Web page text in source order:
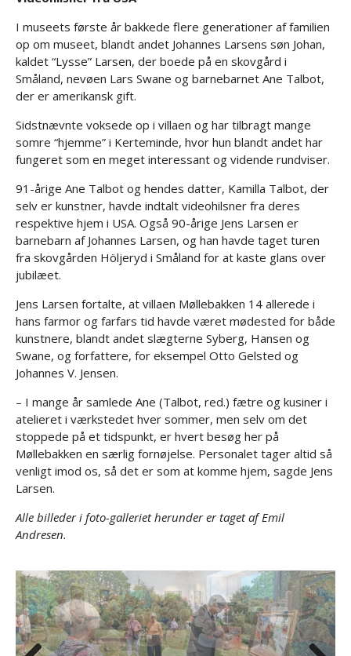
I museets første år bakkede flere generationer af familien
op om museet, blandt andet Johannes Larsens søn Johan,
kaldet “Lysse” Larsen, der boede på en skovgård i
Småland, nevøen Lars Swane og barnebarnet Ane Talbot,
der er amerikansk gift.
Sidstnævnte voksede op i villaen og har tilbragt mange
somre “hjemme” i Kerteminde, hvor hun blandt andet har
fungeret som en meget interessant og vidende rundviser.
91-årige Ane Talbot og hendes datter, Kamilla Talbot, der
selv er kunstner, havde indtalt videohilsner fra deres
respektive hjem i USA. Også 90-årige Jens Larsen er
barnebarn af Johannes Larsen, og han havde taget turen
fra skovgården Höljeryd i Småland for at kaste glans over
jubilæet.
Jens Larsen fortalte, at villaen Møllebakken 14 allerede i
hans farmor og farfars tid havde været mødested for både
kunstnere, blandt andet slægterne Syberg, Hansen og
Swane, og forfattere, for eksempel Otto Gelsted og
Johannes V. Jensen.
– I mange år samlede Ane (Talbot, red.) fætre og kusiner i
atelieret i værkstedet hver sommer, men selv om det
stoppede på et tidspunkt, er hvert besøg her på
Møllebakken en særlig fornøjelse. Personalet tager altid så
venligt imod os, så det er som at komme hjem, sagde Jens
Larsen.
Alle billeder i foto-galleriet herunder er taget af Emil
Andresen.